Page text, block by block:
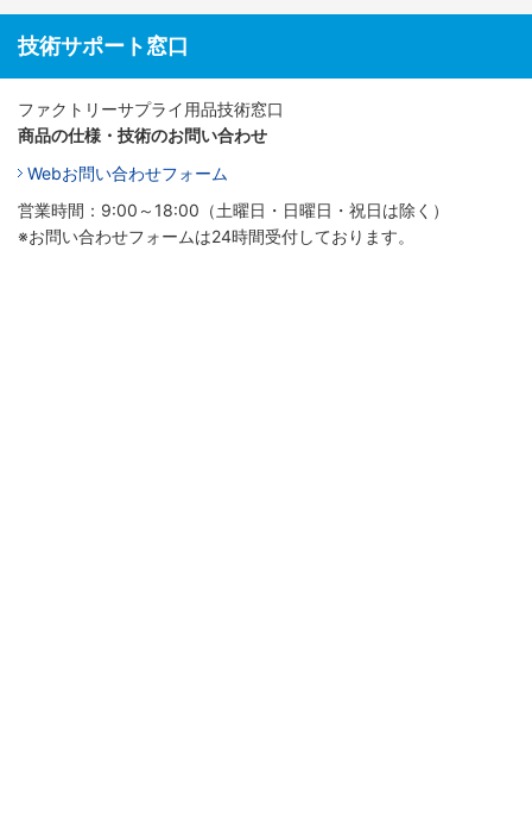
技術サポート窓口
ファクトリーサプライ用品技術窓口
商品の仕様・技術のお問い合わせ
Webお問い合わせフォーム
営業時間：9:00～18:00（土曜日・日曜日・祝日は除く）
※お問い合わせフォームは24時間受付しております。